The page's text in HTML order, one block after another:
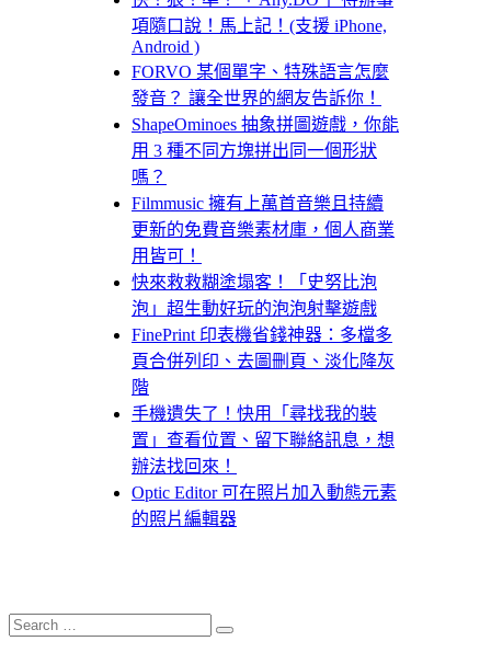
項隨口說！馬上記！(支援 iPhone,
Android )
FORVO 某個單字、特殊語言怎麼
發音？ 讓全世界的網友告訴你！
ShapeOminoes 抽象拼圖遊戲，你能
用 3 種不同方塊拼出同一個形狀
嗎？
Filmmusic 擁有上萬首音樂且持續
更新的免費音樂素材庫，個人商業
用皆可！
快來救救糊塗塌客！「史努比泡
泡」超生動好玩的泡泡射擊遊戲
FinePrint 印表機省錢神器：多檔多
頁合併列印、去圖刪頁、淡化降灰
階
手機遺失了！快用「尋找我的裝
置」查看位置、留下聯絡訊息，想
辦法找回來！
Optic Editor 可在照片加入動態元素
的照片編輯器
Search
for:
Search